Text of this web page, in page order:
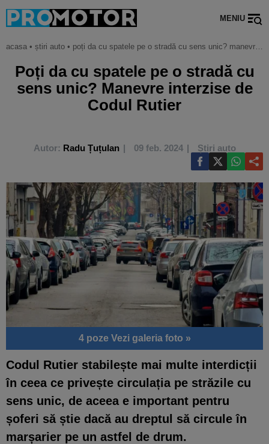
MENIU
acasa • știri auto • poți da cu spatele pe o stradă cu sens unic? manevre interzise de codul rutier
Poți da cu spatele pe o stradă cu
sens unic? Manevre interzise de
Codul Rutier
Autor: Radu Țuțulan 09 feb. 2024 Știri auto
4 poze Vezi galeria foto »
Codul Rutier stabilește mai multe interdicții
în ceea ce privește circulația pe străzile cu
sens unic, de aceea e important pentru
șoferi să știe dacă au dreptul să circule în
marșarier pe un astfel de drum.